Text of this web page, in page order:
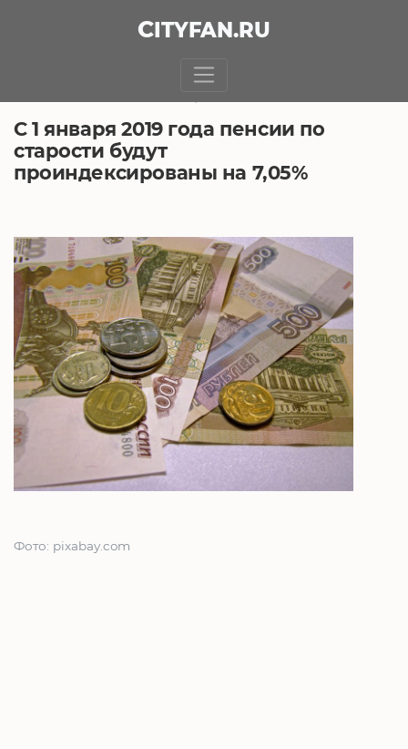
CITYFAN.RU
С 1 января 2019 года пенсии по
старости будут
проиндексированы на 7,05%
Фото: pixabay.com